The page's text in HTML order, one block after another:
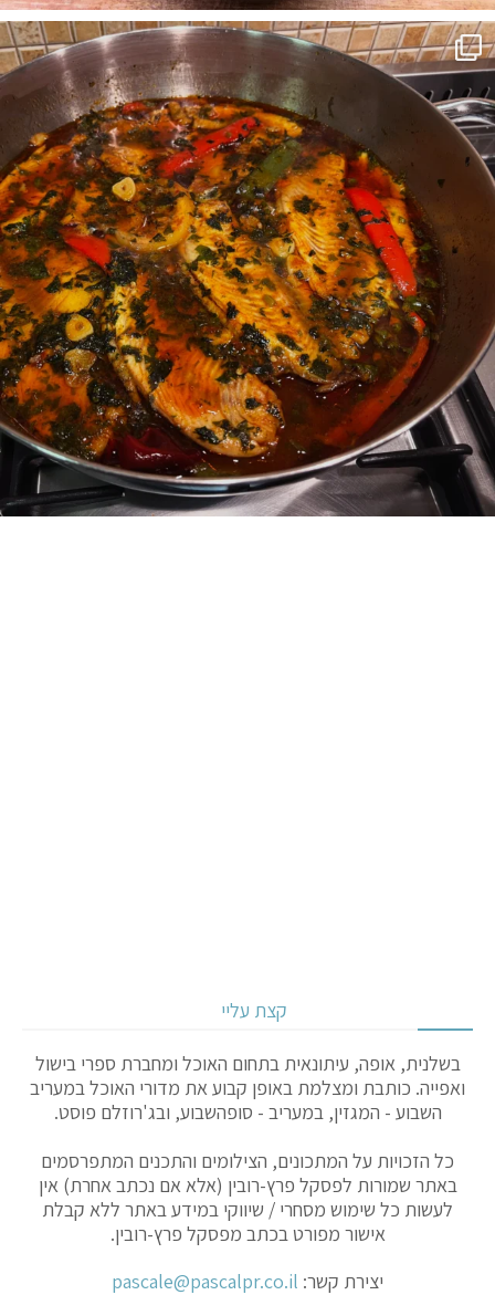
קצת עליי
בשלנית, אופה, עיתונאית בתחום האוכל ומחברת ספרי בישול
ואפייה. כותבת ומצלמת באופן קבוע את מדורי האוכל במעריב
השבוע - המגזין, במעריב - סופהשבוע, ובג'רוזלם פוסט.
כל הזכויות על המתכונים, הצילומים והתכנים המתפרסמים
באתר שמורות לפסקל פרץ-רובין (אלא אם נכתב אחרת) אין
לעשות כל שימוש מסחרי / שיווקי במידע באתר ללא קבלת
אישור מפורט בכתב מפסקל פרץ-רובין.
יצירת קשר: pascale@pascalpr.co.il